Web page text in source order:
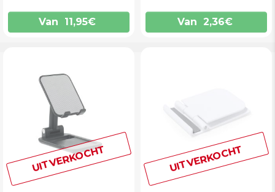
Van 11,95€ Van 2,36€
UITVERKOCHT UITVERKOCHT